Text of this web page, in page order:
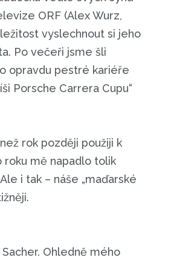
ORF (Alex Wurz,
vyslechnout si jeho
Po večeři jsme šli
opravdu pestré kariéře
Porsche Carrera Cupu“
rok později použiji k
roku mě napadlo tolik
i tak – náše „maďarské
Ohledně mého